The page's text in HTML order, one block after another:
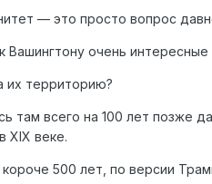
— это просто вопрос
Вашингтону очень
их территорию?
там всего на 100 лет позже
XIX веке.
500 лет, по версии